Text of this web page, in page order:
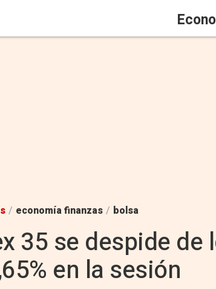
/ economía finanzas / bolsa
35 se despide
en la sesión